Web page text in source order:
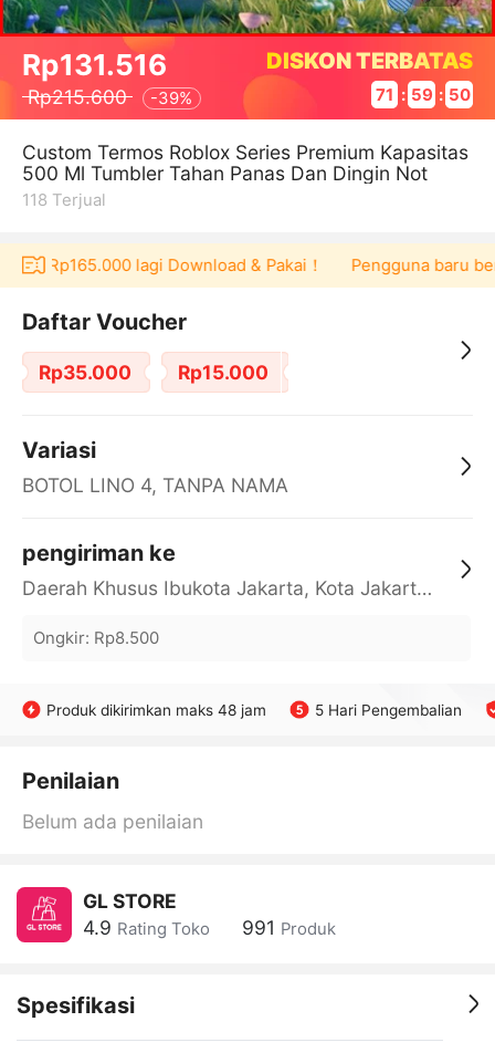
Rp131.516
Rp215.600 -39%
DISKON TERBATAS
71 : 59 : 49
Custom Termos Roblox Series Premium Kapasitas
500 Ml Tumbler Tahan Panas Dan Dingin Not
118 Terjual
Rp165.000 lagi Download & Pakai！ Pengguna baru
Daftar Voucher
Rp35.000 Rp15.000
Variasi
BOTOL LINO 4, TANPA NAMA
pengiriman ke
Daerah Khusus Ibukota Jakarta, Kota Jakarta Barat, Cengkareng, yy
Ongkir: Rp8.500
Produk dikirimkan maks 48 jam 5 Hari Pengembalian
Penilaian
Belum ada penilaian
GL STORE
4.9 Rating Toko 991 Produk
Spesifikasi